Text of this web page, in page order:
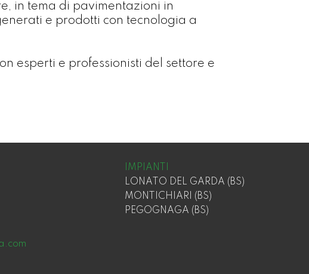
in tema di pavimentazioni in
e prodotti con tecnologia a
esperti e professionisti del settore e
IMPIANTI
LONATO DEL GARDA (BS)
MONTICHIARI (BS)
PEGOGNAGA (BS)